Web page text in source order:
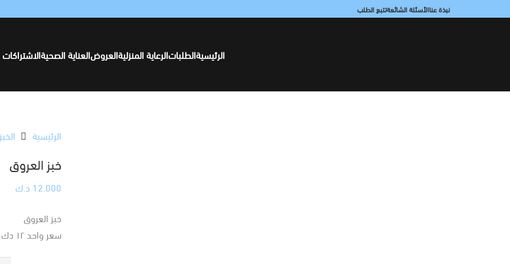
نبذة عناالأسئلة الشائعةتتبع الطلب
الرئيسيةالطلباتالرعاية المنزليةالعروضالعناية الصحيةالاشتراكات
الرئيسية الخبز
خبز العروق
12.000 د.ك
خبز العروق
سعر واحد ١٢ دك